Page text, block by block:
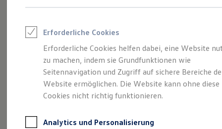
Saisonangebote
Leasing
Leasing-Angebote
Gebrauchtwagen Leasing
Junge Gebrauchtwagen-Leasing
Elektroauto Leasing
Kleinwagen-Leasing
Leasing ohne Anzahlung
Autokredit mit Schlussrate
Abenteuer Leben. Der
Tiguan.
Erforderliche Cookies
Erforderliche Cookies helfen dabei, eine Website
zu machen, indem sie Grundfunktionen wie
Seitennavigation und Zugriff auf sichere Bereiche
Website ermöglichen. Die Website kann ohne diese
Cookies nicht richtig funktionieren.
Analytics und Personalisierung